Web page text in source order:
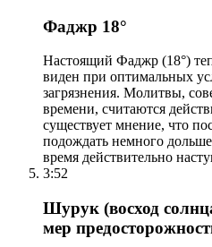
Фаджр 18°
Настоящий Фаджр (18°)
виден при оптимальных
загрязнения. Молитвы,
времени, считаются
существует мнение, что
подождать немного
время действительно
3:52
Шурук (восход
мер